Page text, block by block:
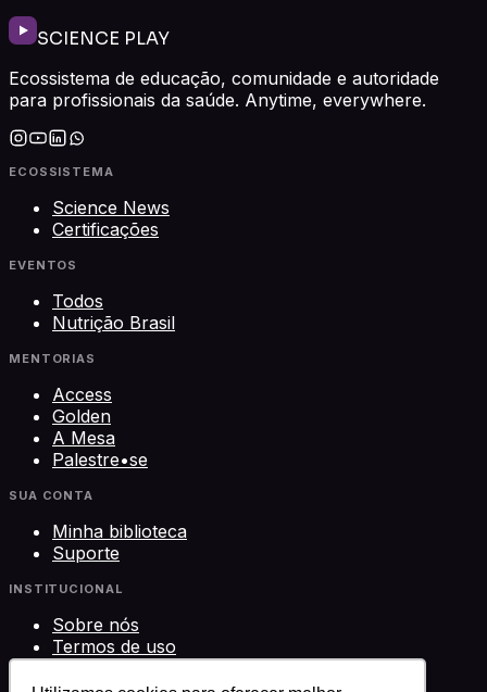
SCIENCE PLAY
Ecossistema de educação, comunidade e autoridade
para profissionais da saúde. Anytime, everywhere.
ECOSSISTEMA
Science News
Certificações
EVENTOS
Todos
Nutrição Brasil
MENTORIAS
Access
Golden
A Mesa
Palestre•se
SUA CONTA
Minha biblioteca
Suporte
INSTITUCIONAL
Sobre nós
Termos de uso
Privacidade